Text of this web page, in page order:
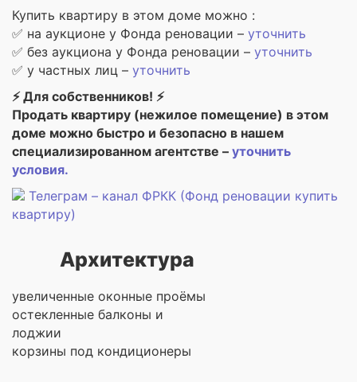
Купить квартиру в этом доме можно :
✅ на аукционе у Фонда реновации – уточнить
✅ без аукциона у Фонда реновации – уточнить
✅ у частных лиц – уточнить
⚡ Для собственников! ⚡
Продать квартиру (нежилое помещение) в этом
доме можно быстро и безопасно в нашем
специализированном агентстве – уточнить
условия.
Телеграм – канал ФРКК (Фонд реновации купить
квартиру)
Архитектура
увеличенные оконные проёмы
остекленные балконы и
лоджии
корзины под кондиционеры